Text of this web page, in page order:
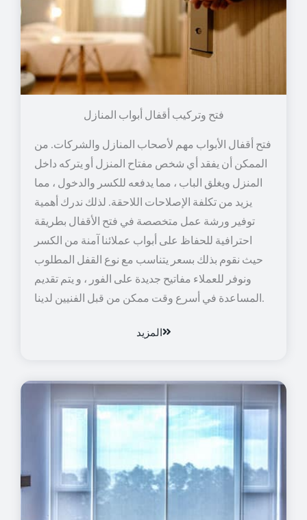
فتح وتركيب أقفال أبواب المنازل
فتح أقفال الأبواب مهم لأصحاب المنازل والشركات. من
الممكن أن يفقد أي شخص مفتاح المنزل أو يتركه داخل
المنزل ويغلق الباب ، مما يدفعه للكسر والدخول ، مما
يزيد من تكلفة الإصلاحات اللاحقة. لذلك ندرك أهمية
توفير ورشة عمل متخصصة في فتح الأقفال بطريقة
احترافية للحفاظ على أبواب عملائنا آمنة من الكسر
حيث نقوم بذلك بسعر يتناسب مع نوع القفل المطلوب
ونوفر للعملاء مفاتيح جديدة على الفور ، و يتم تقديم
المساعدة في أسرع وقت ممكن من قبل الفنيين لدينا.
المزيد